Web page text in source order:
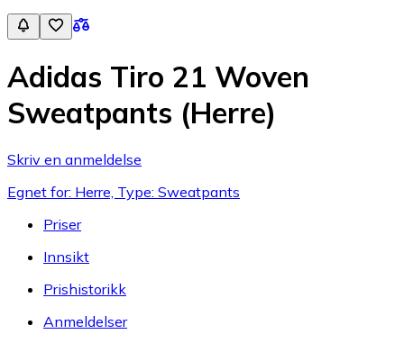
Adidas Tiro 21 Woven
Sweatpants (Herre)
Skriv en anmeldelse
Egnet for: Herre, Type: Sweatpants
Priser
Innsikt
Prishistorikk
Anmeldelser